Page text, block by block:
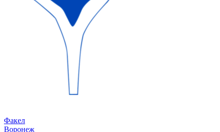
Факел
Воронеж